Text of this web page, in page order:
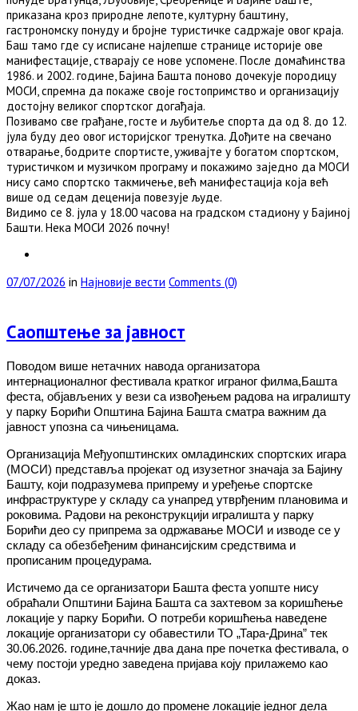
приказана кроз природне лепоте, културну баштину,
гастрономску понуду и бројне туристичке садржаје овог краја.
Баш тамо где су исписане најлепше странице историје ове
манифестације, стварају се нове успомене. После домаћинства
1986. и 2002. године, Бајина Башта поново дочекује породицу
МОСИ, спремна да покаже своје гостопримство и организацију
достојну великог спортског догађаја.
Позивамо све грађане, госте и љубитеље спорта да од 8. до 12.
јула буду део овог историјског тренутка. Дођите на свечано
отварање, бодрите спортисте, уживајте у богатом спортском,
туристичком и музичком програму и покажимо заједно да МОСИ
нису само спортско такмичење, већ манифестација која већ
више од седам деценија повезује људе.
Видимо се 8. јула у 18.00 часова на градском стадиону у Бајиној
Башти. Нека МОСИ 2026 почну!
07/07/2026 in Најновије вести Comments (0)
Саопштење за јавност
Поводом више нетачних навода организатора
интернационалног фестивала кратког играног филма,Башта
феста, објављених у вези са извођењем радова на игралишту
у парку Борићи Општина Бајина Башта сматра важним да
јавност упозна са чињеницама.
Организација Међуопштинских омладинских спортских игара
(МОСИ) представља пројекат од изузетног значаја за Бајину
Башту, који подразумева припрему и уређење спортске
инфраструктуре у складу са унапред утврђеним плановима и
роковима. Радови на реконструкцији игралишта у парку
Борићи део су припрема за одржавање МОСИ и изводе се у
складу са обезбеђеним финансијским средствима и
прописаним процедурама.
Истичемо да се организатори Башта феста уопште нису
обраћали Општини Бајина Башта са захтевом за коришћење
локације у парку Борићи. О потреби коришћења наведене
локације организатори су обавестили ТО „Тара-Дрина” тек
30.06.2026. године,тачније два дана пре почетка фестивала, о
чему постоји уредно заведена пријава коју прилажемо као
доказ.
Жао нам је што је дошло до промене локације једног дела